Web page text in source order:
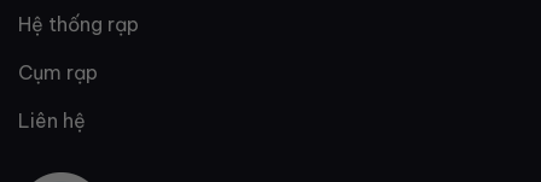
Hệ thống rạp
Cụm rạp
Liên hệ